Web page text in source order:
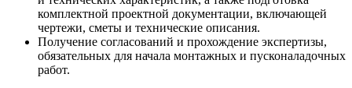
комплектной проектной документации, включающей
чертежи, сметы и технические описания.
Получение согласований и прохождение экспертизы,
обязательных для начала монтажных и пусконаладочных
работ.